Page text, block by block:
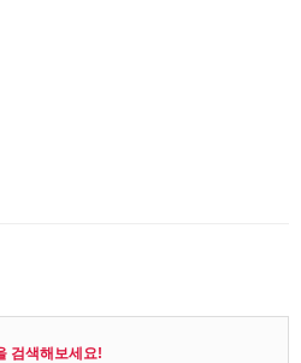
검색해보세요!